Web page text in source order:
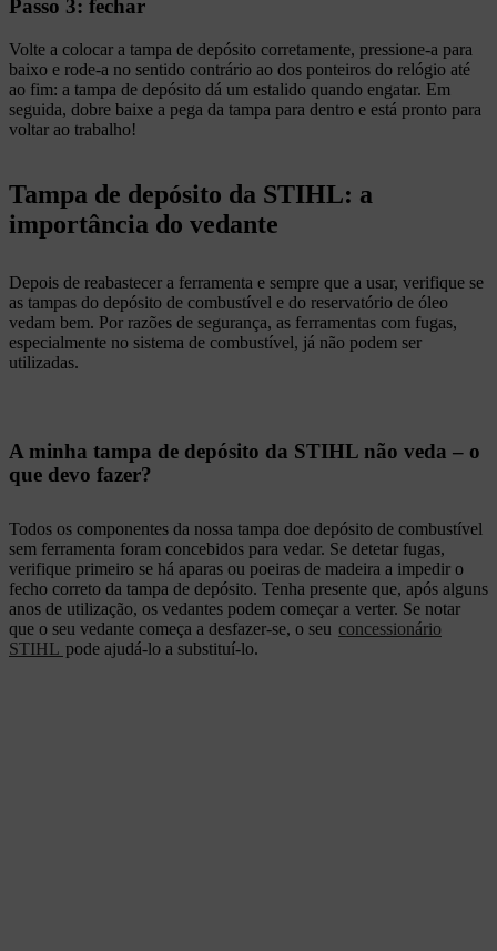
Passo 3: fechar
Volte a colocar a tampa de depósito corretamente, pressione-a para
baixo e rode-a no sentido contrário ao dos ponteiros do relógio até
ao fim: a tampa de depósito dá um estalido quando engatar. Em
seguida, dobre baixe a pega da tampa para dentro e está pronto para
voltar ao trabalho!
Tampa de depósito da STIHL: a
importância do vedante
Depois de reabastecer a ferramenta e sempre que a usar, verifique se
as tampas do depósito de combustível e do reservatório de óleo
vedam bem. Por razões de segurança, as ferramentas com fugas,
especialmente no sistema de combustível, já não podem ser
utilizadas.
A minha tampa de depósito da STIHL não veda – o
que devo fazer?
Todos os componentes da nossa tampa doe depósito de combustível
sem ferramenta foram concebidos para vedar. Se detetar fugas,
verifique primeiro se há aparas ou poeiras de madeira a impedir o
fecho correto da tampa de depósito. Tenha presente que, após alguns
anos de utilização, os vedantes podem começar a verter. Se notar
que o seu vedante começa a desfazer-se, o seu concessionário
STIHL pode ajudá-lo a substituí-lo.